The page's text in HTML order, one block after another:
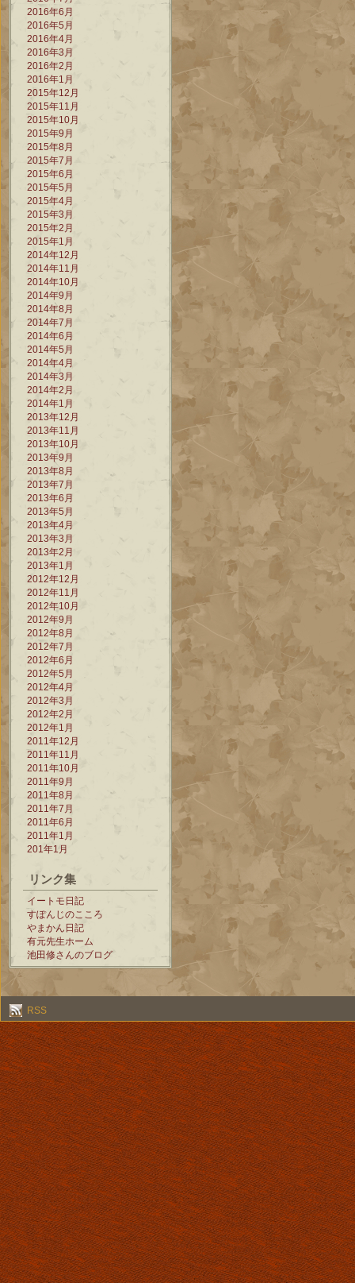
2016年6月
2016年5月
2016年4月
2016年3月
2016年2月
2016年1月
2015年12月
2015年11月
2015年10月
2015年9月
2015年8月
2015年7月
2015年6月
2015年5月
2015年4月
2015年3月
2015年2月
2015年1月
2014年12月
2014年11月
2014年10月
2014年9月
2014年8月
2014年7月
2014年6月
2014年5月
2014年4月
2014年3月
2014年2月
2014年1月
2013年12月
2013年11月
2013年10月
2013年9月
2013年8月
2013年7月
2013年6月
2013年5月
2013年4月
2013年3月
2013年2月
2013年1月
2012年12月
2012年11月
2012年10月
2012年9月
2012年8月
2012年7月
2012年6月
2012年5月
2012年4月
2012年3月
2012年2月
2012年1月
2011年12月
2011年11月
2011年10月
2011年9月
2011年8月
2011年7月
2011年6月
2011年1月
201年1月
リンク集
イートモ日記
すぽんじのこころ
やまかん日記
有元先生ホーム
池田修さんのブログ
RSS